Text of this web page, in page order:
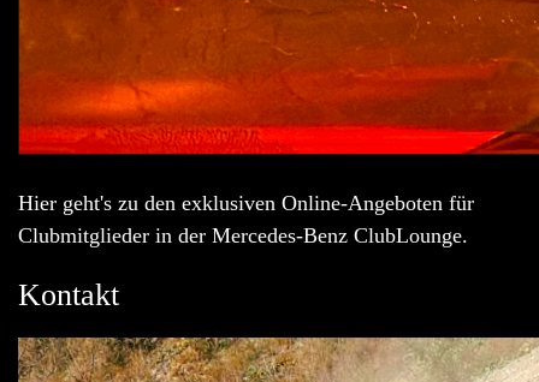
Hier geht's zu den exklusiven Online-Angeboten für
Clubmitglieder in der Mercedes-Benz ClubLounge.
Kontakt